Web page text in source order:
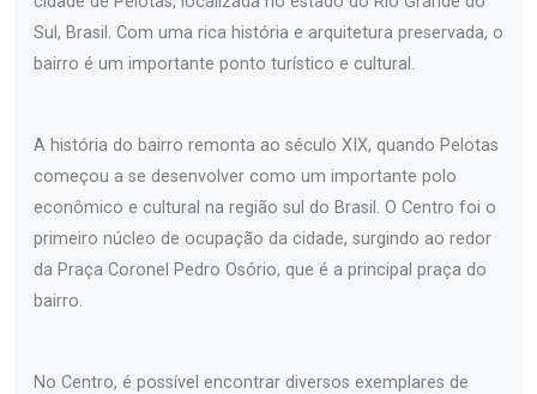
Sul, Brasil. Com uma rica história e arquitetura preservada, o
bairro é um importante ponto turístico e cultural.
A história do bairro remonta ao século XIX, quando Pelotas
começou a se desenvolver como um importante polo
econômico e cultural na região sul do Brasil. O Centro foi o
primeiro núcleo de ocupação da cidade, surgindo ao redor
da Praça Coronel Pedro Osório, que é a principal praça do
bairro.
No Centro, é possível encontrar diversos exemplares de